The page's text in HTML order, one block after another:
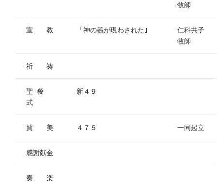
牧師
宣 教 「神の義が現わされた｣
仁科共子
牧師
祈 祷
聖 餐
式
新４９
賛 美 ４７５ 一同起立
感謝献金
奏 楽